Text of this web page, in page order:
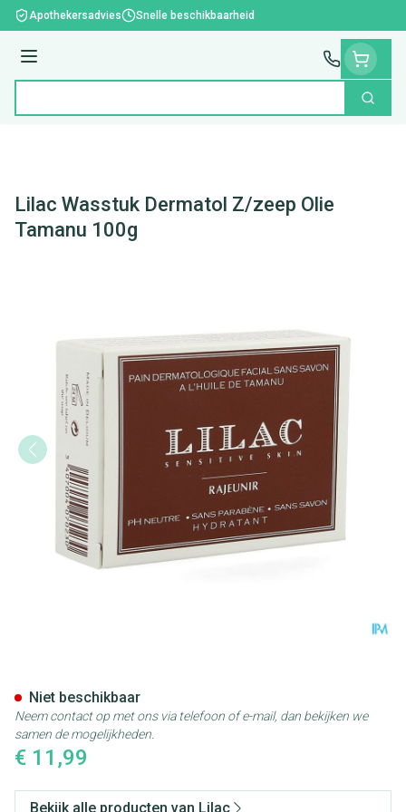
Ga naar de inhoud
Apothekersadvies Snelle beschikbaarheid
Menu
Zoek
Lilac Wasstuk Dermatol Z/zeep Olie
Tamanu 100g
€ 11,99
Niet beschikbaar
Neem contact op met ons via telefoon of e-mail, dan bekijken we
samen de mogelijkheden.
Bekijk alle producten van Lilac